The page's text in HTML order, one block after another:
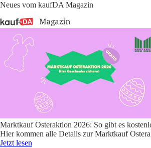
Neues vom kaufDA Magazin
Marktkauf Osteraktion 2026: So gibt es
Hier kommen alle Details zur Marktkauf
Jetzt lesen